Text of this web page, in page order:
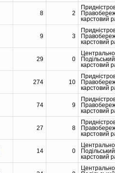
8 2
карстовий
9 3
карстовий
29 0
Подільський
карстовий
274 10
карстовий
74 9
карстовий
27 8
карстовий
14 0
Подільський
карстовий